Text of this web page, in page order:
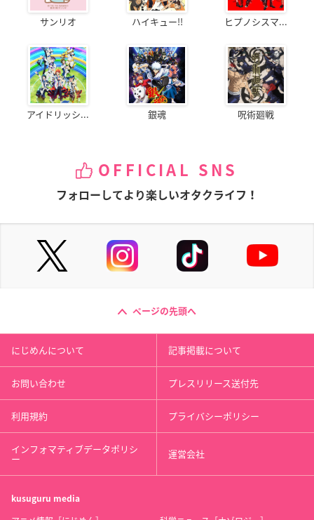
サンリオ ハイキュー!! ヒプノシスマ...
アイドリッシ... 銀魂 呪術廻戦
OFFICIAL SNS
フォローしてより楽しいオタクライフ！
ページの先頭へ
にじめんについて 記事掲載について
お問い合わせ プレスリリース送付先
利用規約 プライバシーポリシー
インフォマティブデータポリシ
ー 運営会社
kusuguru media